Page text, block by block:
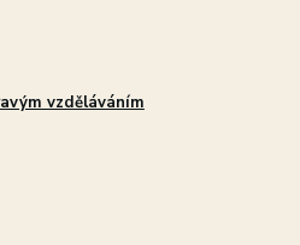
vzděláváním